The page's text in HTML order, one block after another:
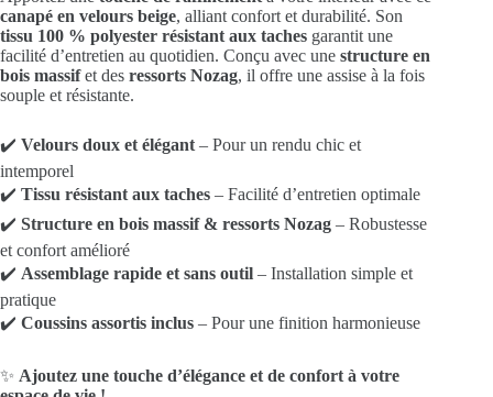
canapé en velours beige, alliant confort et durabilité. Son
tissu 100 % polyester résistant aux taches garantit une
facilité d’entretien au quotidien. Conçu avec une structure en
bois massifet des ressorts Nozag, il offre une assise à la fois
souple et résistante.
✔️ Velours doux et élégant – Pour un rendu chic et
intemporel
✔️ Tissu résistant aux taches – Facilité d’entretien optimale
✔️ Structure en bois massif & ressorts Nozag – Robustesse
et confort amélioré
✔️ Assemblage rapide et sans outil – Installation simple et
pratique
✔️ Coussins assortis inclus – Pour une finition harmonieuse
✨ Ajoutez une touche d’élégance et de confort à votre